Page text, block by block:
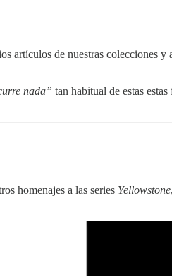
artículos de nuestras colecciones y
nada” tan habitual de estas
homenajes a las series Yellowstone,